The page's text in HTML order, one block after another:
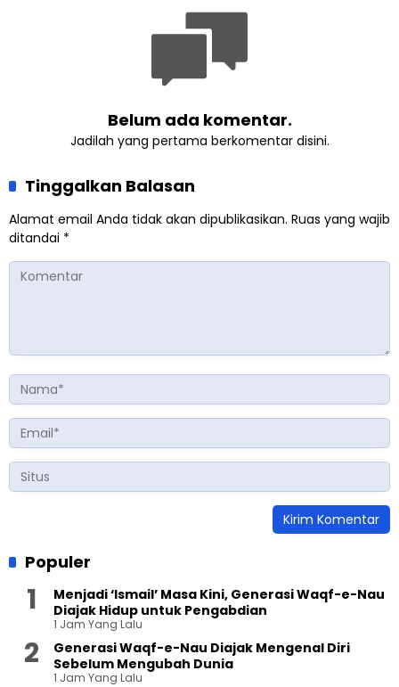
Belum ada komentar.
Jadilah yang pertama berkomentar disini.
Tinggalkan Balasan
Alamat email Anda tidak akan dipublikasikan. Ruas yang wajib
ditandai *
Populer
Menjadi ‘Ismail’ Masa Kini, Generasi Waqf-e-Nau
Diajak Hidup untuk Pengabdian
1 Jam Yang Lalu
Generasi Waqf-e-Nau Diajak Mengenal Diri
Sebelum Mengubah Dunia
1 Jam Yang Lalu